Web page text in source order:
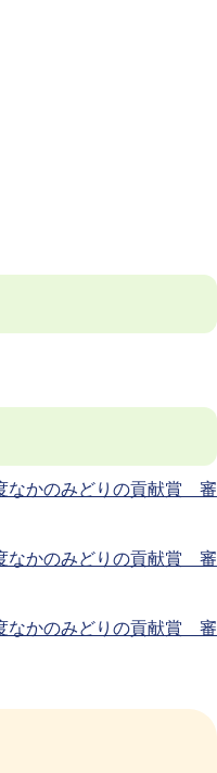
なかのみどりの貢献賞 審
なかのみどりの貢献賞 審
なかのみどりの貢献賞 審